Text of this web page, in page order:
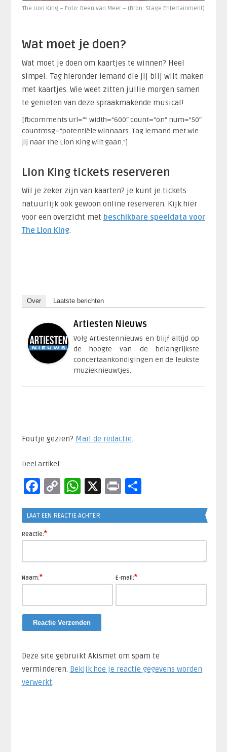
The Lion King – Foto: Deen van Meer – (Bron: Stage Entertainment)
Wat moet je doen?
Wat moet je doen om kaartjes te winnen? Heel
simpel: Tag hieronder iemand die jij blij wilt maken
met kaartjes. Wie weet zitten jullie morgen samen
te genieten van deze spraakmakende musical!
[fbcomments url=”” width=”600″ count=”on” num=”50″
countmsg=”potentiële winnaars. Tag iemand met wie
jij naar The Lion King wilt gaan.”]
Lion King tickets reserveren
Wil je zeker zijn van kaarten? je kunt je tickets
natuurlijk ook gewoon online reserveren. Kijk hier
voor een overzicht met beschikbare speeldata voor
The Lion King.
Over Laatste berichten
Artiesten Nieuws
Volg Artiestennieuws en blijf altijd op
de hoogte van de belangrijkste
concertaankondigingen en de leukste
muzieknieuwtjes.
Foutje gezien? Mail de redactie.​
Deel artikel:
Facebook
CopyWhatsApp
X PrintDelen
LAAT EEN REACTIE ACHTER
Reactie:*
Naam:* E-mail:*
Deze site gebruikt Akismet om spam te
verminderen. Bekijk hoe je reactie gegevens worden
verwerkt.